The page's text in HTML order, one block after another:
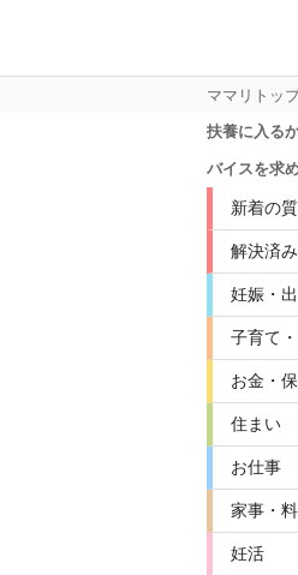
ママリトッ
扶養に入る
バイスを求
新着の
解決済
妊娠・
子育て
お金・
住まい
お仕事
家事・
妊活